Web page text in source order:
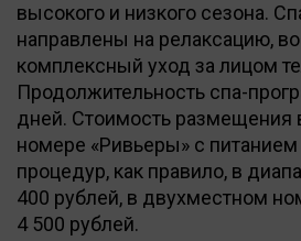
высокого и низкого сезона.
направлены на релаксацию,
комплексный уход за лицом
Продолжительность спа-
дней. Стоимость размещения
номере «Ривьеры» с
процедур, как правило, в
400 рублей, в двухместном
4 500 рублей.